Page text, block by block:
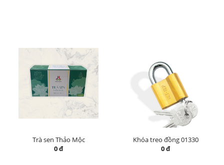
Trà sen Thảo Mộc
0 đ
Khóa treo đồng 01330
0 đ